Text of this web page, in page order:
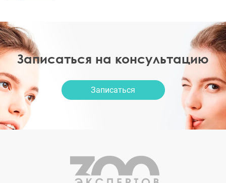
Записаться на консультацию
Записаться